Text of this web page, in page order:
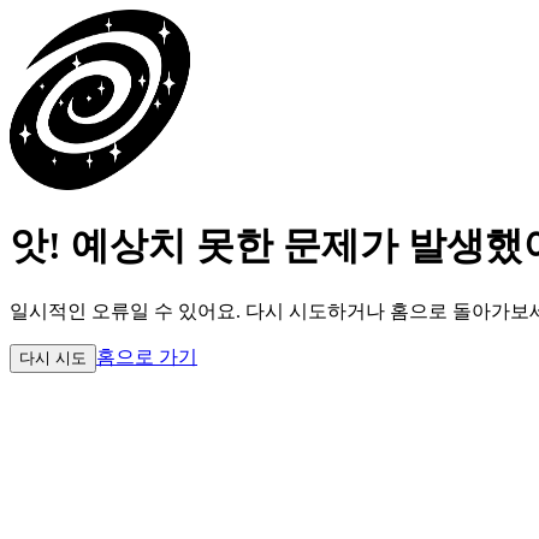
앗! 예상치 못한 문제가 발생했
일시적인 오류일 수 있어요. 다시 시도하거나 홈으로 돌아가보
다시 시도 홈으로 가기